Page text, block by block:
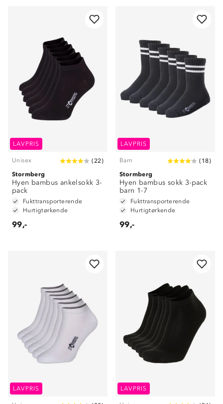
LAVPRIS
Unisex (22)
Stormberg
Hyen bambus ankelsokk 3-
pack
Fukttransporterende
Hurtigtørkende
99,-
LAVPRIS
Barn ( 18)
Stormberg
Hyen bambus sokk 3-pack
barn 1-7
Fukttransporterende
Hurtigtørkende
99,-
LAVPRIS LAVPRIS